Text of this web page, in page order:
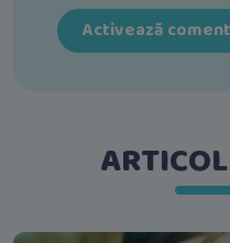
Activează